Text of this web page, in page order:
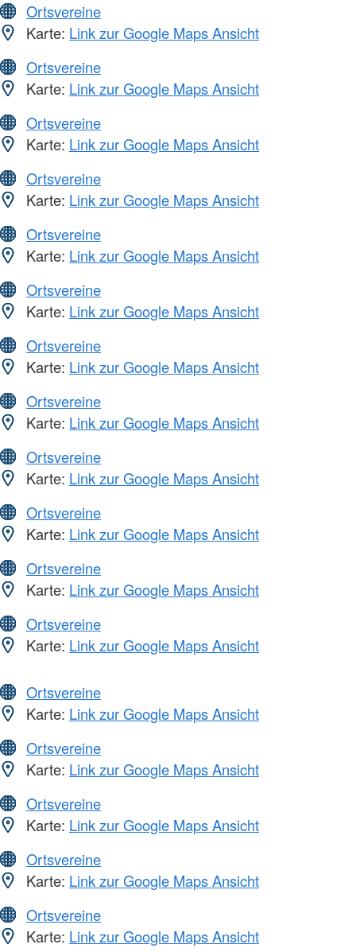
Ortsvereine
Karte: Link zur Google Maps Ansicht
Ortsvereine
Karte: Link zur Google Maps Ansicht
Ortsvereine
Karte: Link zur Google Maps Ansicht
Ortsvereine
Karte: Link zur Google Maps Ansicht
Ortsvereine
Karte: Link zur Google Maps Ansicht
Ortsvereine
Karte: Link zur Google Maps Ansicht
Ortsvereine
Karte: Link zur Google Maps Ansicht
Ortsvereine
Karte: Link zur Google Maps Ansicht
Ortsvereine
Karte: Link zur Google Maps Ansicht
Ortsvereine
Karte: Link zur Google Maps Ansicht
Ortsvereine
Karte: Link zur Google Maps Ansicht
Ortsvereine
Karte: Link zur Google Maps Ansicht
Ortsvereine
Karte: Link zur Google Maps Ansicht
Ortsvereine
Karte: Link zur Google Maps Ansicht
Ortsvereine
Karte: Link zur Google Maps Ansicht
Ortsvereine
Karte: Link zur Google Maps Ansicht
Ortsvereine
Karte: Link zur Google Maps Ansicht